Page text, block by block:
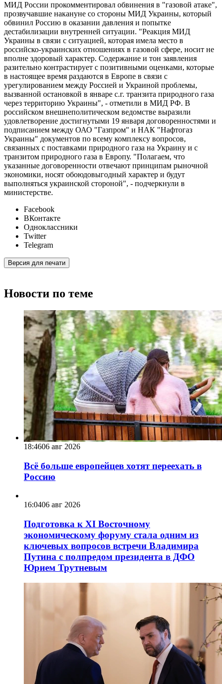
МИД России прокомментировал обвинения в "газовой атаке",
прозвучавшие накануне со стороны МИД Украины, который
обвинил Россию в оказании давления и попытке
дестабилизации внутренней ситуации. "Реакция МИД
Украины в связи с ситуацией, которая имела место в
российско-украинских отношениях в газовой сфере, носит не
вполне здоровый характер. Содержание и тон заявления
разительно контрастирует с позитивными оценками, которые
в настоящее время раздаются в Европе в связи с
урегулированием между Россией и Украиной проблемы,
вызванной остановкой в январе с.г. транзита природного газа
через территорию Украины", - отметили в МИД РФ. В
российском внешнеполитическом ведомстве выразили
удовлетворение достигнутыми 19 января договоренностями и
подписанием между ОАО "Газпром" и НАК "Нафтогаз
Украины" документов по всему комплексу вопросов,
связанных с поставками природного газа на Украину и с
транзитом природного газа в Европу. "Полагаем, что
указанные договоренности отвечают принципам рыночной
экономики, носят обоюдовыгодный характер и будут
выполняться украинской стороной", - подчеркнули в
министерстве.
Facebook
ВКонтакте
Одноклассники
Twitter
Telegram
Версия для печати
Новости по теме
18:4606 авг 2026
Всё больше европейцев хотят переехать в
Россию
16:0406 авг 2026
Подготовка к XI Восточному
экономическому форуму стала одним из
ключевых вопросов встречи Владимира
Путина с полпредом президента в ДФО
Юрием Трутневым